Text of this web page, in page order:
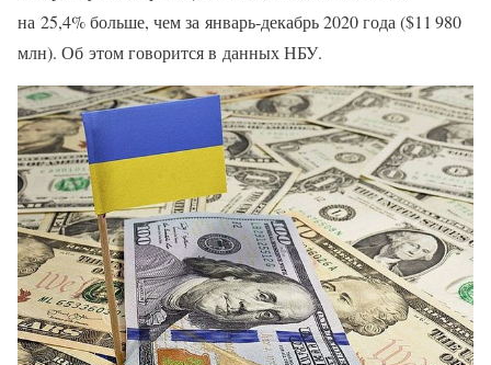
на 25,4% больше, чем за январь-декабрь 2020 года ($11 980
млн). Об этом говорится в данных НБУ.